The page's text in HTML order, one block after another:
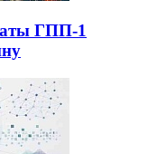
ГПП-1